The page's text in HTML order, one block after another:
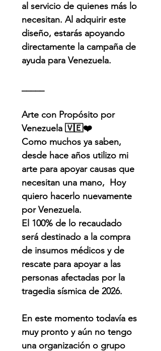
al servicio de quienes más lo
necesitan. Al adquirir este
diseño, estarás apoyando
directamente la campaña de
ayuda para Venezuela.
Arte con Propósito por
Venezuela 🇻🇪❤️
Como muchos ya saben,
desde hace años utilizo mi
arte para apoyar causas que
necesitan una mano, Hoy
quiero hacerlo nuevamente
por Venezuela.
El 100% de lo recaudado
será destinado a la compra
de insumos médicos y de
rescate para apoyar a las
personas afectadas por la
tragedia sísmica de 2026.
En este momento todavía es
muy pronto y aún no tengo
una organización o grupo